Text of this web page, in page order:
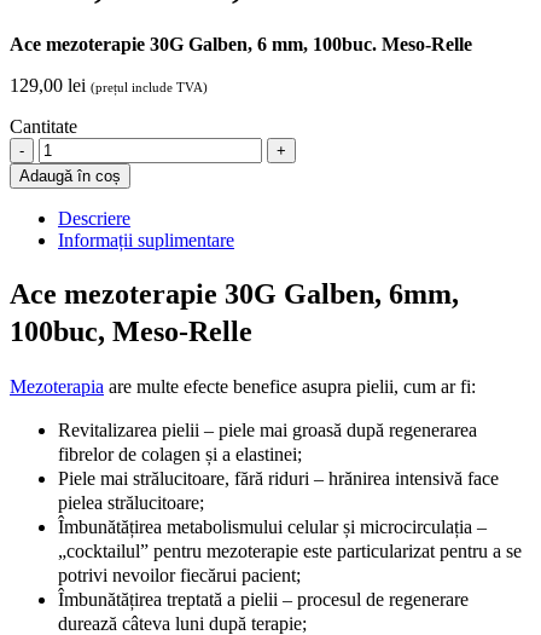
Ace mezoterapie 30G Galben, 6 mm, 100buc. Meso-Relle
129,00 lei (prețul include TVA)
Cantitate
Ace
mezoterapie
30G
Galben,
6mm,
100buc,
Relle
quantity
Adaugă în coș
Descriere
Informații suplimentare
Ace mezoterapie 30G Galben, 6mm,
100buc, Meso-Relle
Mezoterapia are multe efecte benefice asupra pielii, cum ar fi:
Revitalizarea pielii – piele mai groasă după regenerarea
fibrelor de colagen și a elastinei;
Piele mai strălucitoare, fără riduri – hrănirea intensivă face
pielea strălucitoare;
Îmbunătățirea metabolismului celular și microcirculația –
„cocktailul” pentru mezoterapie este particularizat pentru a se
potrivi nevoilor fiecărui pacient;
Îmbunătățirea treptată a pielii – procesul de regenerare
durează câteva luni după terapie;